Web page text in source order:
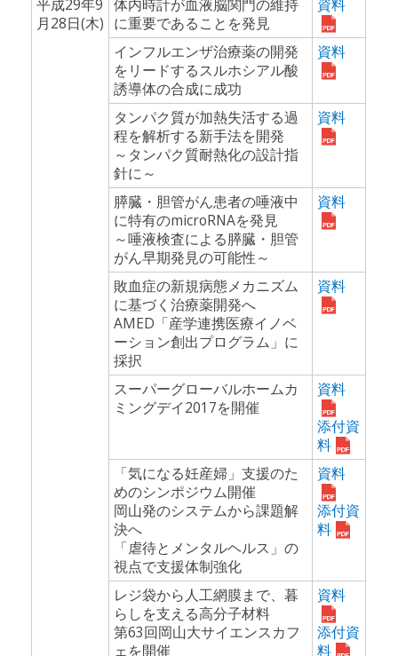
平成29年9
月28日(木)
体内時計が血液脳関門の維持
に重要であることを発見
資料
インフルエンザ治療薬の開発
をリードするスルホシアル酸
誘導体の合成に成功
資料
タンパク質が加熱失活する過
程を解析する新手法を開発
～タンパク質耐熱化の設計指
針に～
資料
膵臓・胆管がん患者の唾液中
に特有のmicroRNAを発見
～唾液検査による膵臓・胆管
がん早期発見の可能性～
資料
敗血症の新規病態メカニズム
に基づく治療薬開発へ
AMED「産学連携医療イノベ
ーション創出プログラム」に
採択
資料
スーパーグローバルホームカ
ミングデイ2017を開催
資料
添付資
料
「気になる妊産婦」支援のた
めのシンポジウム開催
岡山発のシステムから課題解
決へ
「虐待とメンタルヘルス」の
視点で支援体制強化
資料
添付資
料
レジ袋から人工網膜まで、暮
らしを支える高分子材料
第63回岡山大サイエンスカフ
ェを開催
資料
添付資
料